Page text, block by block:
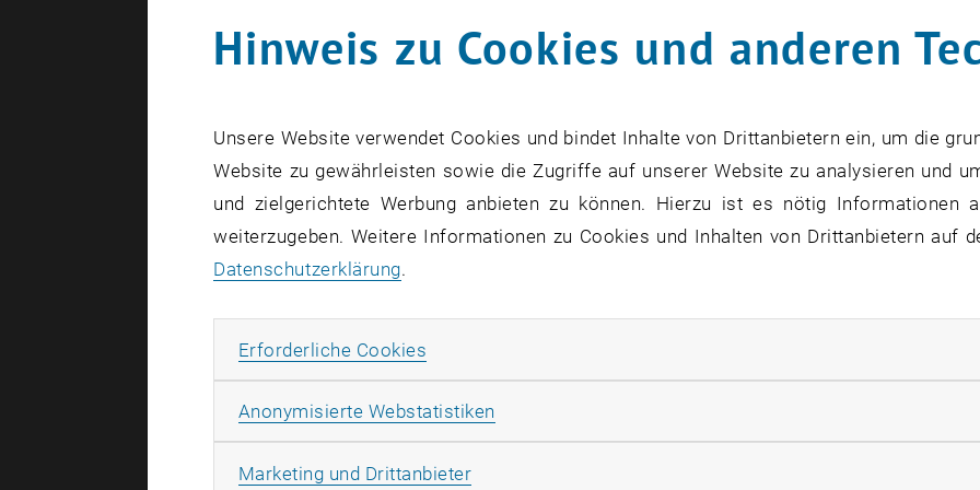
08:30-bis
13:00
Theaterstück “Das hat
Hinweis zu Cookies und anderen
Unsere Website verwendet Cookies und bindet Inhalte von Drittanbietern ein, um die
Website zu gewährleisten sowie die Zugriffe auf unserer Website zu analysieren und
und zielgerichtete Werbung anbieten zu können. Hierzu ist es nötig Informationen
weiterzugeben. Weitere Informationen zu Cookies und Inhalten von Drittanbietern auf
Datenschutzerklärung.
Erforderliche Cookies
Anonymisierte Webstatistiken
Marketing und DrittanbieterMarketing Cookies zulassen